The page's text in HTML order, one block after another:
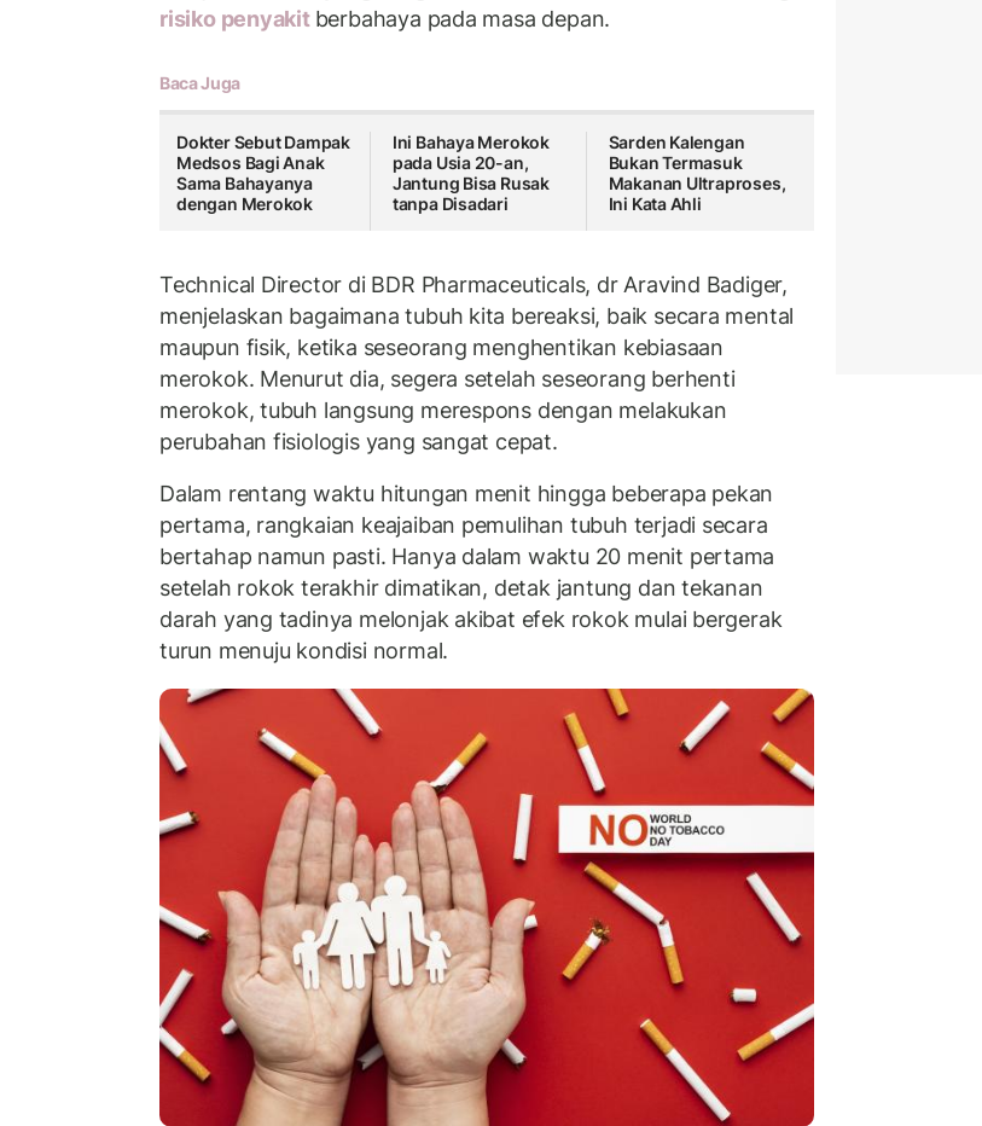
risiko penyakit berbahaya pada masa depan.
Baca Juga
Dokter Sebut Dampak
Medsos Bagi Anak
Sama Bahayanya
dengan Merokok
Ini Bahaya Merokok
pada Usia 20-an,
Jantung Bisa Rusak
tanpa Disadari
Sarden Kalengan
Bukan Termasuk
Makanan Ultraproses,
Ini Kata Ahli
Technical Director di BDR Pharmaceuticals, dr Aravind Badiger,
menjelaskan bagaimana tubuh kita bereaksi, baik secara mental
maupun fisik, ketika seseorang menghentikan kebiasaan
merokok. Menurut dia, segera setelah seseorang berhenti
merokok, tubuh langsung merespons dengan melakukan
perubahan fisiologis yang sangat cepat.
Dalam rentang waktu hitungan menit hingga beberapa pekan
pertama, rangkaian keajaiban pemulihan tubuh terjadi secara
bertahap namun pasti. Hanya dalam waktu 20 menit pertama
setelah rokok terakhir dimatikan, detak jantung dan tekanan
darah yang tadinya melonjak akibat efek rokok mulai bergerak
turun menuju kondisi normal.